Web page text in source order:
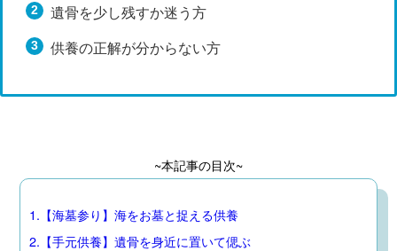
遺骨を少し残すか迷う方
供養の正解が分からない方
~本記事の目次~
1.【海墓参り】海をお墓と捉える供養
2.【手元供養】遺骨を身近に置いて偲ぶ